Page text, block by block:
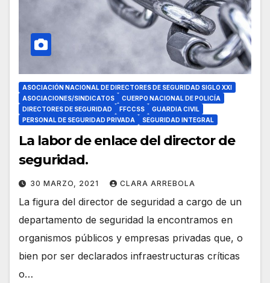
ASOCIACIÓN NACIONAL DE DIRECTORES DE SEGURIDAD SIGLO XXI
ASOCIACIONES/SINDICATOS
CUERPO NACIONAL DE POLICÍA
DIRECTORES DE SEGURIDAD
FFCCSS
GUARDIA CIVIL
PERSONAL DE SEGURIDAD PRIVADA
SEGURIDAD INTEGRAL
La labor de enlace del director de
seguridad.
30 MARZO, 2021 CLARA ARREBOLA
La figura del director de seguridad a cargo de un
departamento de seguridad la encontramos en
organismos públicos y empresas privadas que, o
bien por ser declarados infraestructuras críticas
o…